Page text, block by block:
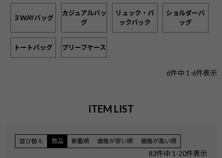
３WAYバッグ
カジュアルバッ
グ
リュック・バ
ックパック
ショルダーバ
ッグ
トートバッグ ブリーフケース
6件中 1 -6件表示
ITEM LIST
並び替え 商品 新着順 価格が安い順 価格が高い順
83件中 1 -20件表示